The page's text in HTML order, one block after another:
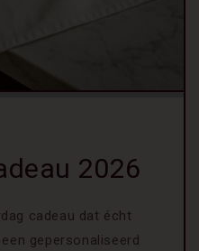
2026
cadeau dat écht
gepersonaliseerd